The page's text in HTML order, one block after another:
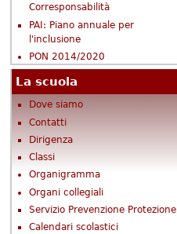
Corresponsabilità
PAI: Piano annuale per
l'inclusione
PON 2014/2020
La scuola
Dove siamo
Contatti
Dirigenza
Classi
Organigramma
Organi collegiali
Servizio Prevenzione Protezione
Calendari scolastici